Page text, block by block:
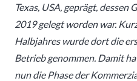
Texas, USA, geprägt,
2019 gelegt worden war.
Halbjahres wurde dort die
Betrieb genommen. Damit
nun die Phase der